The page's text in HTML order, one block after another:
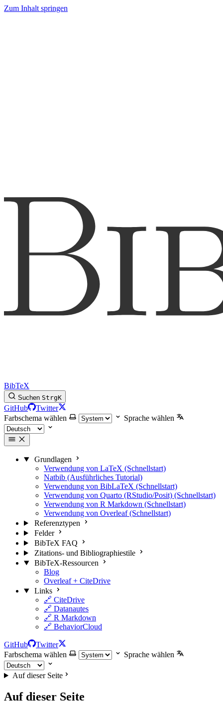
Zum Inhalt springen
BibTeX
Suchen StrgK
GitHub
Twitter
Farbschema wählen
Sprache wählen
Grundlagen
Verwendung von LaTeX (Schnellstart)
Natbib (Ausführliches Tutorial)
Verwendung von BibLaTeX (Schnellstart)
Verwendung von Quarto (RStudio/Posit) (Schnellstart)
Verwendung von R Markdown (Schnellstart)
Verwendung von Overleaf (Schnellstart)
Referenztypen
Felder
BibTeX FAQ
Zitations- und Bibliographiestile
BibTeX-Ressourcen
Blog
Overleaf + CiteDrive
Links
🔗 CiteDrive
🔗 Datanautes
🔗 R Markdown
🔗 BehaviorCloud
GitHub
Twitter
Farbschema wählen
Sprache wählen
Auf dieser Seite
Auf dieser Seite